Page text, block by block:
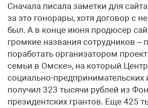
Сначала писала заметки для
за это гонорары, хотя договор с
был. А в конце июня продюсер
громкие названия сотрудников –
поработать организатором
семьи в Омске», на который
социально-предпринимательских
получил 323 тысячи рублей из
президентских грантов. Еще 425